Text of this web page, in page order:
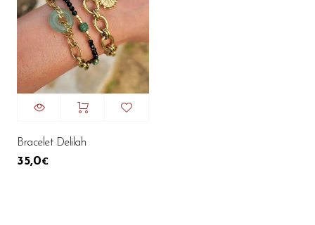
Bracelet Delilah
35,0€